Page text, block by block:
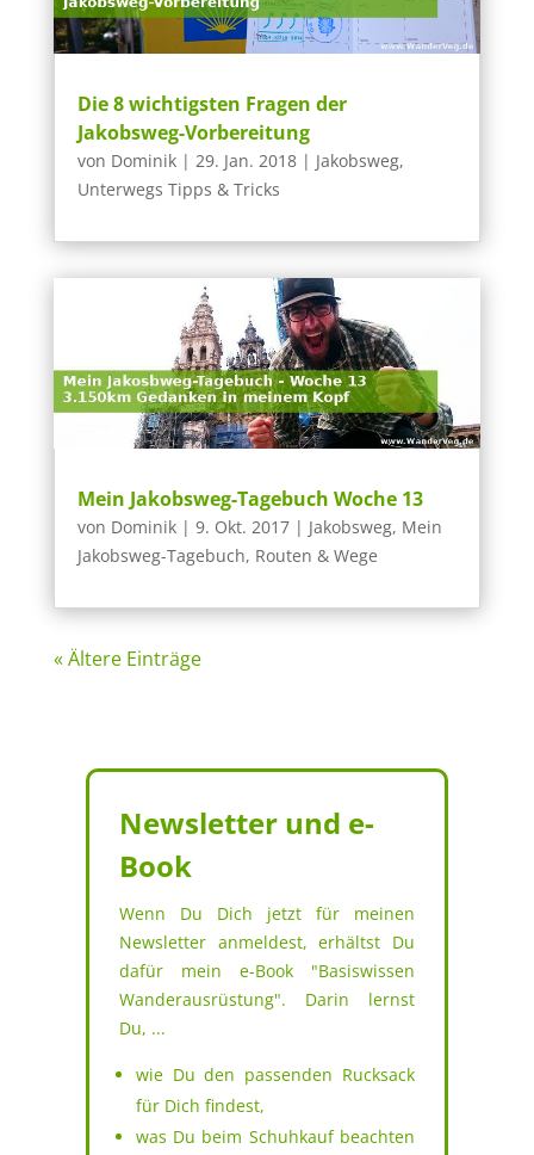
Die 8 wichtigsten Fragen der
Jakobsweg-Vorbereitung
von Dominik| 29. Jan. 2018| Jakobsweg,
Unterwegs Tipps & Tricks
Mein Jakobsweg-Tagebuch Woche 13
von Dominik| 9. Okt. 2017| Jakobsweg, Mein
Jakobsweg-Tagebuch, Routen & Wege
« Ältere Einträge
Newsletter und e-
Book
Wenn Du Dich jetzt für meinen
Newsletter anmeldest, erhältst Du
dafür mein e-Book "Basiswissen
Wanderausrüstung". Darin lernst
Du, ...
wie Du den passenden Rucksack
für Dich findest,
was Du beim Schuhkauf beachten